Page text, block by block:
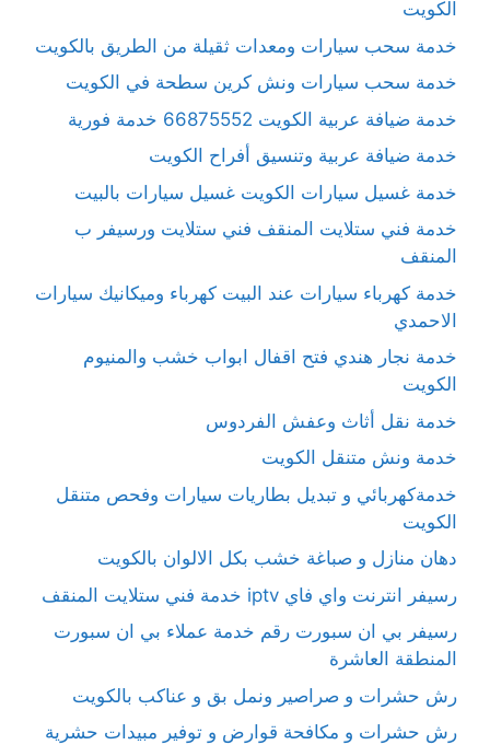
الكويت
خدمة سحب سيارات ومعدات ثقيلة من الطريق بالكويت
خدمة سحب سيارات ونش كرين سطحة في الكويت
خدمة ضيافة عربية الكويت 66875552 خدمة فورية
خدمة ضيافة عربية وتنسيق أفراح الكويت
خدمة غسيل سيارات الكويت غسيل سيارات بالبيت
خدمة فني ستلايت المنقف فني ستلايت ورسيفر ب
المنقف
خدمة كهرباء سيارات عند البيت كهرباء وميكانيك سيارات
الاحمدي
خدمة نجار هندي فتح اقفال ابواب خشب والمنيوم
الكويت
خدمة نقل أثاث وعفش الفردوس
خدمة ونش متنقل الكويت
خدمةكهربائي و تبديل بطاريات سيارات وفحص متنقل
الكويت
دهان منازل و صباغة خشب بكل الالوان بالكويت
رسيفر انترنت واي فاي iptv خدمة فني ستلايت المنقف
رسيفر بي ان سبورت رقم خدمة عملاء بي ان سبورت
المنطقة العاشرة
رش حشرات و صراصير ونمل بق و عناكب بالكويت
رش حشرات و مكافحة قوارض و توفير مبيدات حشرية